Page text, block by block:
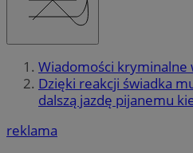
Wiadomości kryminalne
Dzięki reakcji świadka
dalszą jazdę pijanemu
reklama